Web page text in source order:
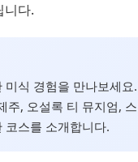
니다.
식 경험을 만나보세요
, 오설록 티 뮤지엄,
코스를 소개합니다.